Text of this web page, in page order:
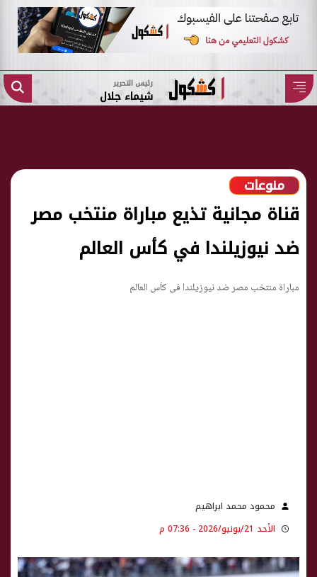
رئيس التحرير
شيماء جلال
منوعات
مباراة منتخب مصر ضد نيوزيلندا في كأس العالم
قناة مجانية تذيع مباراة منتخب مصر
ضد نيوزيلندا في كأس العالم
محمود محمد ابراهيم
الأحد 21/يونيو/2026 - 07:36 م